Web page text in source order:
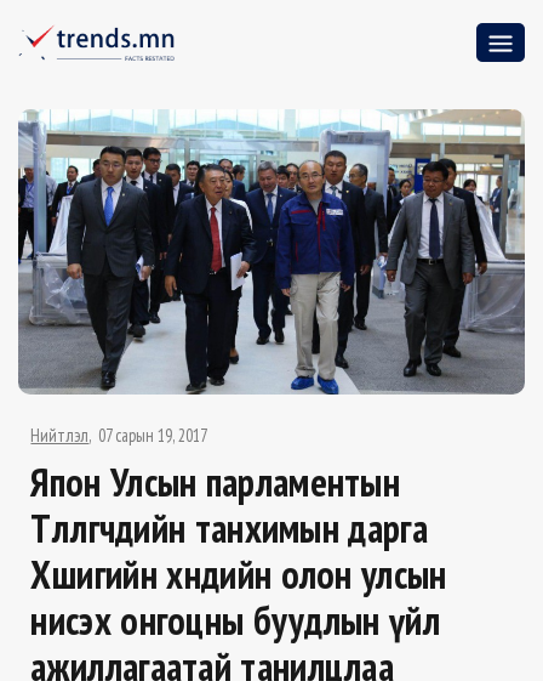
Нийтлэл 07 сарын 19, 2017
Япон Улсын парламентын
Төлөөлөгчдийн танхимын дарга
Хөшигийн хөндийн олон улсын
нисэх онгоцны буудлын үйл
ажиллагаатай танилцлаа